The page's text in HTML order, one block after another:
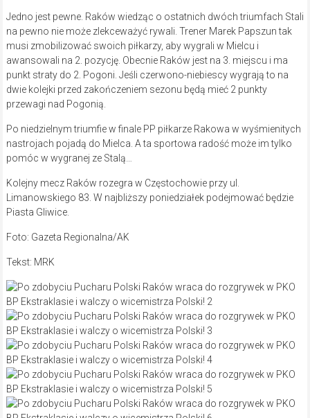
Jedno jest pewne. Raków wiedząc o ostatnich dwóch triumfach Stali
na pewno nie może zlekceważyć rywali. Trener Marek Papszun tak
musi zmobilizować swoich piłkarzy, aby wygrali w Mielcu i
awansowali na 2. pozycję. Obecnie Raków jest na 3. miejscu i ma
punkt straty do 2. Pogoni. Jeśli czerwono-niebiescy wygrają to na
dwie kolejki przed zakończeniem sezonu będą mieć 2 punkty
przewagi nad Pogonią.
Po niedzielnym triumfie w finale PP piłkarze Rakowa w wyśmienitych
nastrojach pojadą do Mielca. A ta sportowa radość może im tylko
pomóc w wygranej ze Stalą…
Kolejny mecz Raków rozegra w Częstochowie przy ul.
Limanowskiego 83. W najbliższy poniedziałek podejmować będzie
Piasta Gliwice.
Foto: Gazeta Regionalna/AK
Tekst: MRK